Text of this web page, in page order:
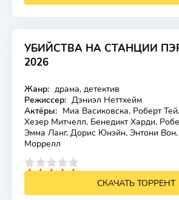
УБИЙСТВА НА СТАНЦИИ
2026
Лицензия
Жанр: драма, детектив
Режиссер: Дэниэл Неттхейм
Актёры: Миа Васиковска, Роберт
Хезер Митчелл, Бенедикт Харди,
Эмма Ланг, Дорис Юнэйн, Энтони
Моррелл
СКАЧАТЬ ТОРРЕНТ